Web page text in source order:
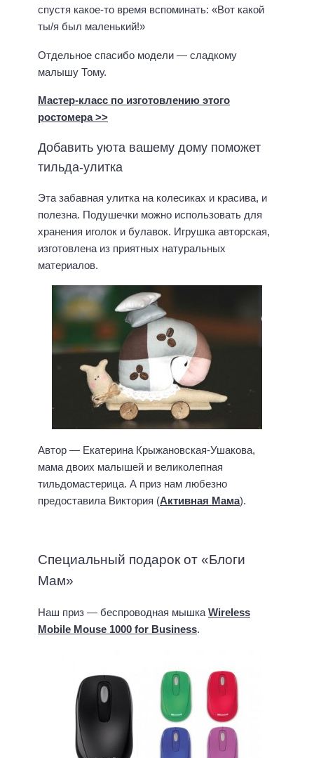
спустя какое-то время вспоминать: «Вот какой
ты/я был маленький!»
Отдельное спасибо модели — сладкому
малышу Тому.
Мастер-класс по изготовлению этого
ростомера >>
Добавить уюта вашему дому поможет
тильда-улитка
Эта забавная улитка на колесиках и красива, и
полезна. Подушечки можно использовать для
хранения иголок и булавок. Игрушка авторская,
изготовлена из приятных натуральных
материалов.
Автор — Екатерина Крыжановская-Ушакова,
мама двоих малышей и великолепная
тильдомастерица. А приз нам любезно
предоставила Виктория (Активная Мама).
Специальный подарок от «Блоги
Мам»
Наш приз — беспроводная мышкаWireless
Mobile Mouse 1000 for Business.